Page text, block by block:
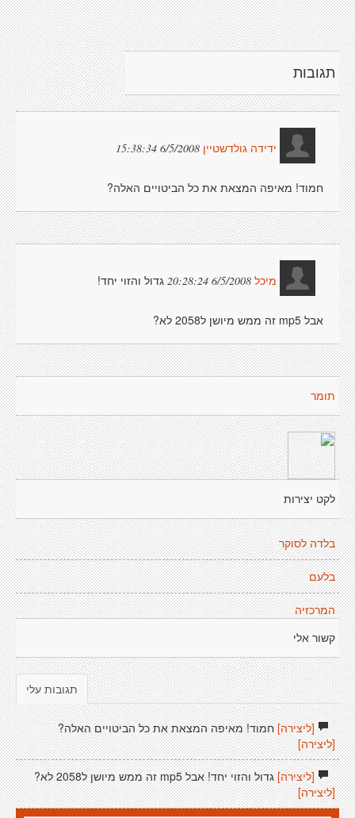
תגובות
ידידה גולדשטיין 6/5/2008 15:38:34
חמוד! מאיפה המצאת את כל הביטויים האלה?
מיכל 6/5/2008 20:28:24 גדול והזוי יחד!
אבל mp5 זה ממש מיושן ל2058 לא?
תומר
לקט יצירות
בלדה לסוקר
בלעם
המרכזיה
קשור אלי
תגובות עלי
[ליצירה]חמוד! מאיפה המצאת את כל הביטויים האלה?
[ליצירה]
[ליצירה]גדול והזוי יחד! אבל mp5 זה ממש מיושן ל2058 לא?
[ליצירה]